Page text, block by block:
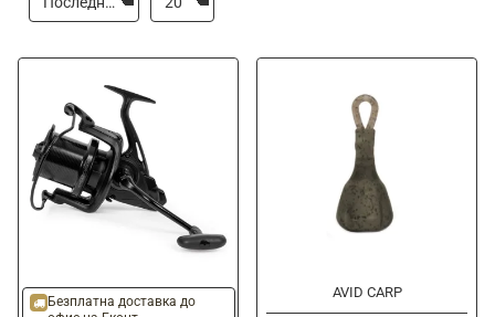
Ново
Безплатна доставка до
AVID CARP